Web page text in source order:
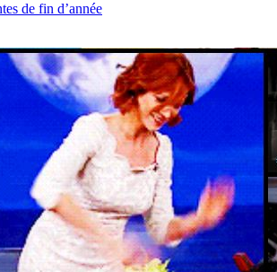
de fin d’année